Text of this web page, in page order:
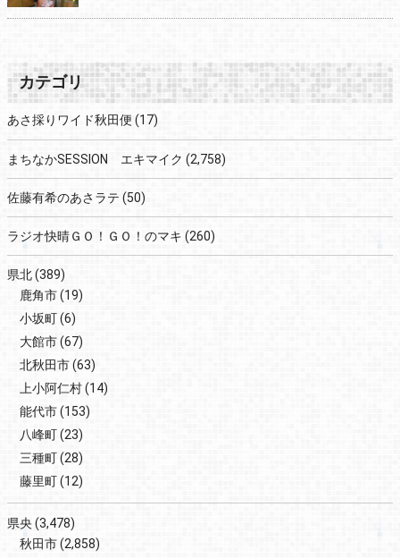
カテゴリ
あさ採りワイド秋田便 (17)
まちなかSESSION エキマイク (2,758)
佐藤有希のあさラテ (50)
ラジオ快晴ＧＯ！ＧＯ！のマキ (260)
県北(389)
鹿角市(19)
小坂町(6)
大館市(67)
北秋田市(63)
上小阿仁村(14)
能代市(153)
八峰町(23)
三種町(28)
藤里町(12)
県央 (3,478)
秋田市(2,858)